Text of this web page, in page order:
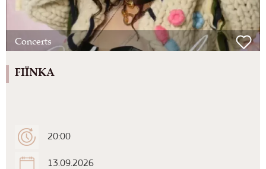
Concerts
FIЇNKA
20:00
13.09.2026